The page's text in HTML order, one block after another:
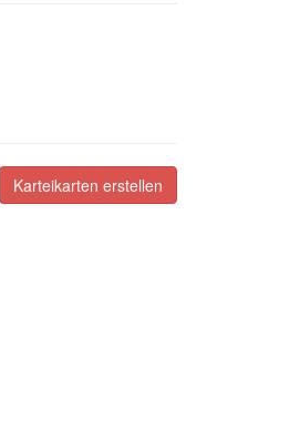
Karteikarten erstellen